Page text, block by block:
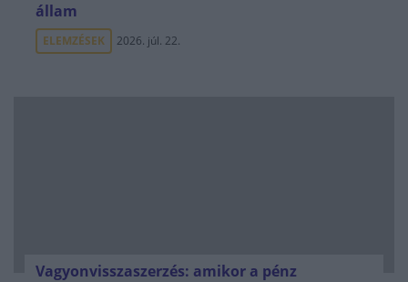
állam
ELEMZÉSEK 2026. júl. 22.
Vagyonvisszaszerzés: amikor a pénz